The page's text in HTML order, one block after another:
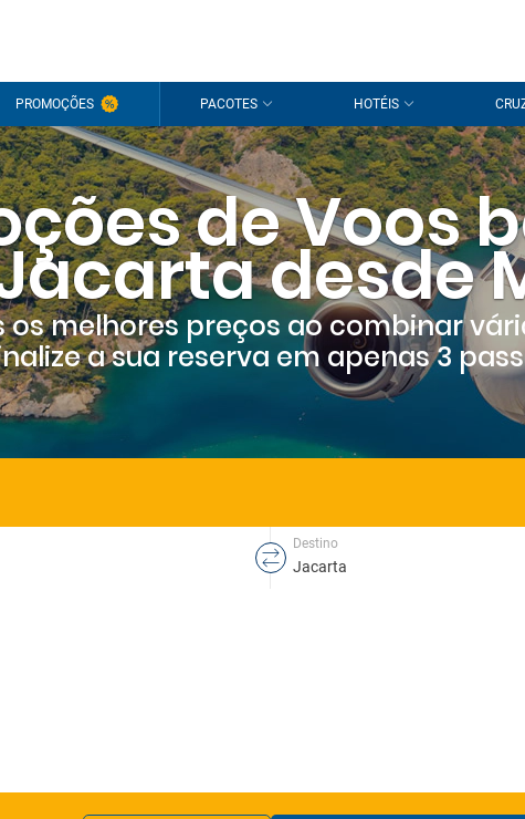
Olá!
É um
Inicie
Ainda não
PROMOÇÕES PACOTES HOTÉIS
de Voos
desde
os melhores preços ao combinar
a sua reserva em apenas 3
Destino